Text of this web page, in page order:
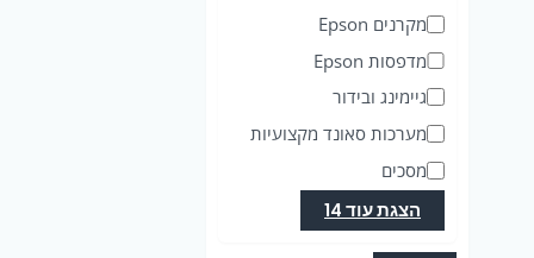
מקרנים Epson
מדפסות Epson
גיימינג ובידור
מערכות סאונד מקצועיות
מסכים
הצגת עוד 14